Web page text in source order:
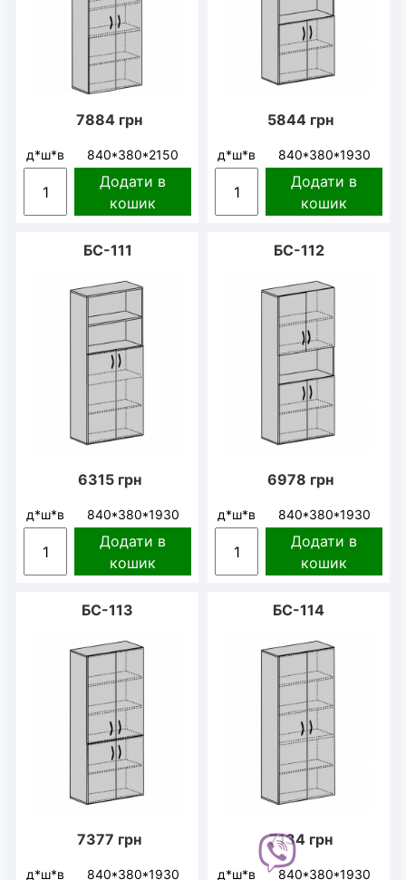
7884 грн
д*ш*в 840*380*2150
Додати в
кошик
5844 грн
д*ш*в 840*380*1930
Додати в
кошик
БС-111
6315 грн
д*ш*в 840*380*1930
Додати в
кошик
БС-112
6978 грн
д*ш*в 840*380*1930
Додати в
кошик
БС-113
7377 грн
д*ш*в 840*380*1930
БС-114
7134 грн
д*ш*в 840*380*1930